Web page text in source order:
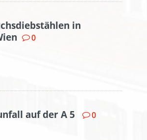
in
0
auf der A 5 0